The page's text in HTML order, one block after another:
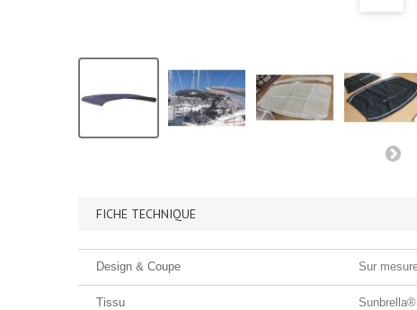
FICHE TECHNIQUE
Design & Coupe Sur
Tissu